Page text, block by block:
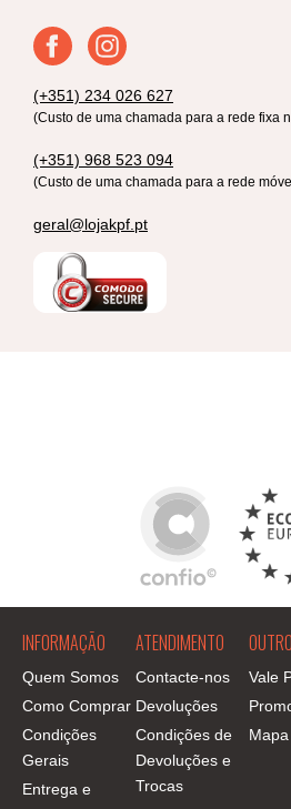
(+351) 234 026 627
(Custo de uma chamada para a rede fixa
(+351) 968 523 094
(Custo de uma chamada para a rede
geral@lojakpf.pt
INFORMAÇÃO
Quem Somos
Como Comprar
Condições
Gerais
Entrega e
ATENDIMENTO
Contacte-nos
Devoluções
Condições de
Devoluções e
Trocas
Vale